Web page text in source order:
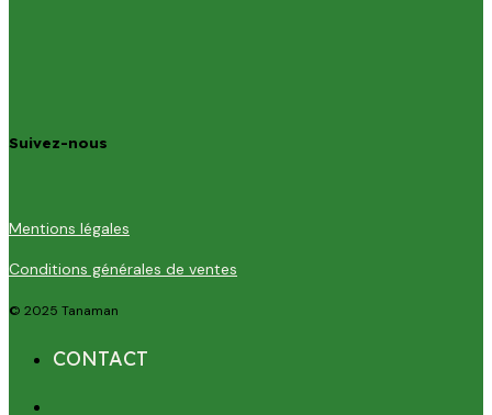
Suivez-nous
Mentions légales
Conditions générales de ventes
© 2025 Tanaman
CONTACT